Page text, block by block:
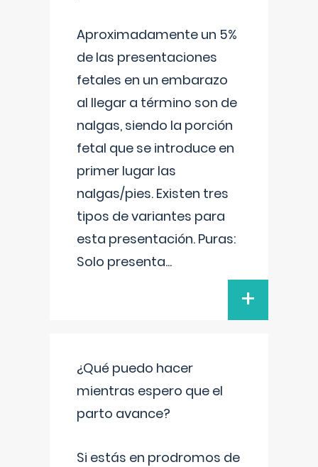
Aproximadamente un 5%
de las presentaciones
fetales en un embarazo
al llegar a término son de
nalgas, siendo la porción
fetal que se introduce en
primer lugar las
nalgas/pies. Existen tres
tipos de variantes para
esta presentación. Puras:
Solo presenta...
+
¿Qué puedo hacer
mientras espero que el
parto avance?
Si estás en prodromos de